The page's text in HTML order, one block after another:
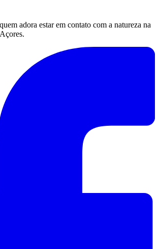
adora estar em contato com a natureza na